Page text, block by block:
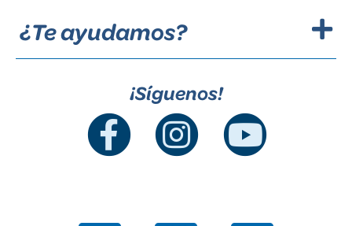
¿Te ayudamos?
¡Síguenos!